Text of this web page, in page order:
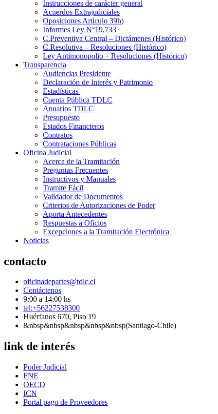
Instrucciones de carácter general
Acuerdos Extrajudiciales
Oposiciones Artículo 39h)
Informes Ley N°19.733
C.Preventiva Central – Dictámenes (Histórico)
C.Resolutiva – Resoluciones (Histórico)
Ley Antimonopolio – Resoluciones (Histórico)
Transparencia
Audiencias Presidente
Declaración de Interés y Patrimonio
Estadísticas
Cuenta Pública TDLC
Anuarios TDLC
Presupuesto
Estados Financieros
Contratos
Contrataciones Públicas
Oficina Judicial
Acerca de la Tramitación
Preguntas Frecuentes
Instructivos y Manuales
Tramite Fácil
Validador de Documentos
Criterios de Autorizaciones de Poder
Aporta Antecedentes
Respuestas a Oficios
Excepciones a la Tramitación Electrónica
Noticias
contacto
oficinadepartes@tdlc.cl
Contáctenos
9:00 a 14:00 hs
tel:+56227538300
Huérfanos 670, Piso 19
&nbsp&nbsp&nbsp&nbsp&nbsp(Santiago-Chile)
link de interés
Poder Judicial
FNE
OECD
ICN
Portal pago de Proveedores